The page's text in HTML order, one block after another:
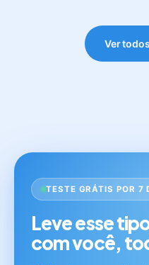
Ver
TESTE GRÁTIS POR 7
Leve esse
com você,